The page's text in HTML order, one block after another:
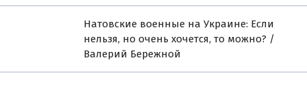
Натовские военные на Украине: Если
нельзя, но очень хочется, то можно? /
Валерий Бережной